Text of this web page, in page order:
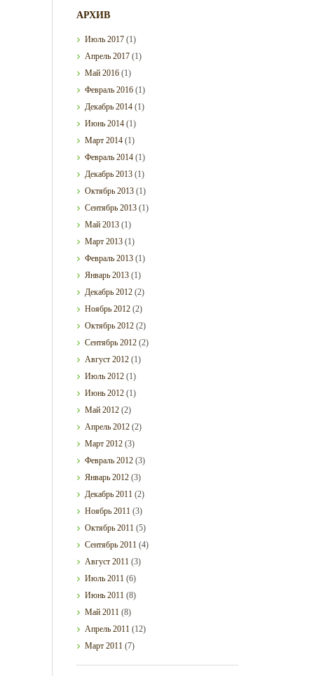
АРХИВ
Июль2017 (1)
Апрель2017 (1)
Май2016 (1)
Февраль2016 (1)
Декабрь2014 (1)
Июнь2014 (1)
Март2014 (1)
Февраль2014 (1)
Декабрь2013 (1)
Октябрь2013 (1)
Сентябрь2013 (1)
Май2013 (1)
Март2013 (1)
Февраль2013 (1)
Январь2013 (1)
Декабрь2012 (2)
Ноябрь2012 (2)
Октябрь2012 (2)
Сентябрь2012 (2)
Август2012 (1)
Июль2012 (1)
Июнь2012 (1)
Май2012 (2)
Апрель2012 (2)
Март2012 (3)
Февраль2012 (3)
Январь2012 (3)
Декабрь2011 (2)
Ноябрь2011 (3)
Октябрь2011 (5)
Сентябрь2011 (4)
Август2011 (3)
Июль2011 (6)
Июнь2011 (8)
Май2011 (8)
Апрель2011 (12)
Март2011 (7)